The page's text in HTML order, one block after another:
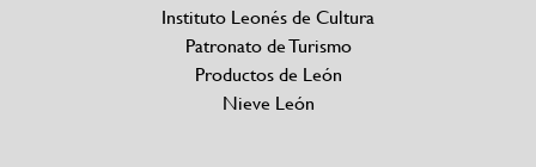
Instituto Leonés de Cultura
Patronato de Turismo
Productos de León
Nieve León